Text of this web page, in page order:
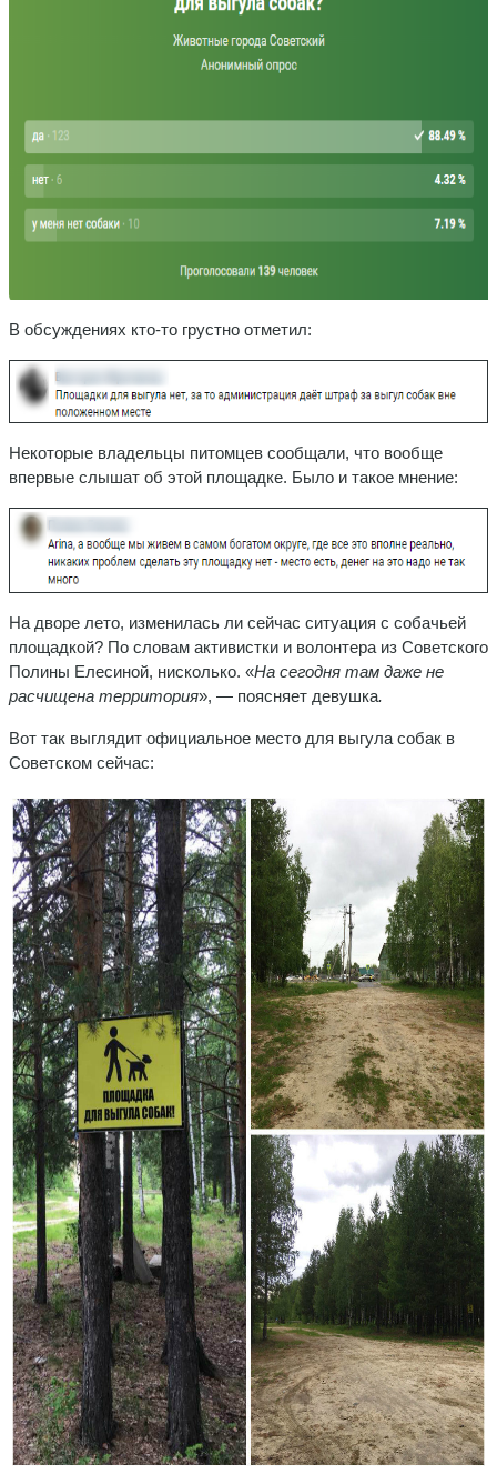
В обсуждениях кто-то грустно отметил:
Некоторые владельцы питомцев сообщали, что вообще
впервые слышат об этой площадке. Было и такое мнение:
На дворе лето, изменилась ли сейчас ситуация с собачьей
площадкой? По словам активистки и волонтера из Советского
Полины Елесиной, нисколько. «На сегодня там даже не
расчищена территория», — поясняет девушка.
Вот так выглядит официальное место для выгула собак в
Советском сейчас: